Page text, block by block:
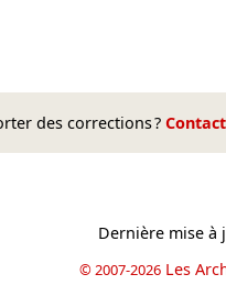
des corrections ?
Dernière mise à
© 2007-2026 Les